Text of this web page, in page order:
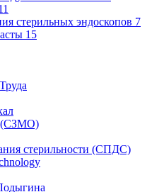
стерильных эндоскопов 7
15
(СЗМО)
стерильности (СПДС)